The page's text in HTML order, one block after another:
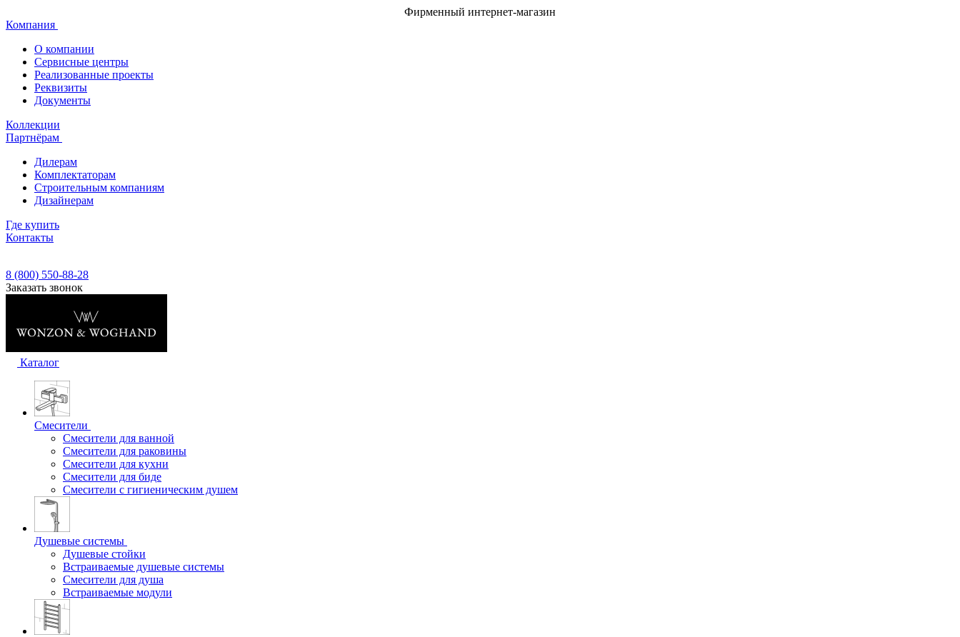
Фирменный интернет-магазин
Компания
О компании
Сервисные центры
Реализованные проекты
Реквизиты
Документы
Коллекции
Партнёрам
Дилерам
Комплектаторам
Строительным компаниям
Дизайнерам
Где купить
Контакты
8 (800) 550-88-28
Заказать звонок
Каталог
Смесители
Смесители для ванной
Смесители для раковины
Смесители для кухни
Смесители для биде
Смесители с гигиеническим душем
Душевые системы
Душевые стойки
Встраиваемые душевые системы
Смесители для душа
Встраиваемые модули